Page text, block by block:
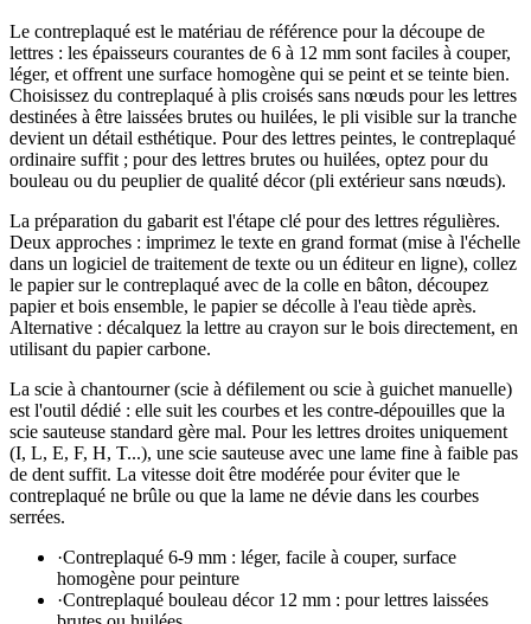
Le contreplaqué est le matériau de référence pour la découpe de
lettres : les épaisseurs courantes de 6 à 12 mm sont faciles à couper,
léger, et offrent une surface homogène qui se peint et se teinte bien.
Choisissez du contreplaqué à plis croisés sans nœuds pour les lettres
destinées à être laissées brutes ou huilées, le pli visible sur la tranche
devient un détail esthétique. Pour des lettres peintes, le contreplaqué
ordinaire suffit ; pour des lettres brutes ou huilées, optez pour du
bouleau ou du peuplier de qualité décor (pli extérieur sans nœuds).
La préparation du gabarit est l'étape clé pour des lettres régulières.
Deux approches : imprimez le texte en grand format (mise à l'échelle
dans un logiciel de traitement de texte ou un éditeur en ligne), collez
le papier sur le contreplaqué avec de la colle en bâton, découpez
papier et bois ensemble, le papier se décolle à l'eau tiède après.
Alternative : décalquez la lettre au crayon sur le bois directement, en
utilisant du papier carbone.
La scie à chantourner (scie à défilement ou scie à guichet manuelle)
est l'outil dédié : elle suit les courbes et les contre-dépouilles que la
scie sauteuse standard gère mal. Pour les lettres droites uniquement
(I, L, E, F, H, T...), une scie sauteuse avec une lame fine à faible pas
de dent suffit. La vitesse doit être modérée pour éviter que le
contreplaqué ne brûle ou que la lame ne dévie dans les courbes
serrées.
·Contreplaqué 6-9 mm : léger, facile à couper, surface
homogène pour peinture
·Contreplaqué bouleau décor 12 mm : pour lettres laissées